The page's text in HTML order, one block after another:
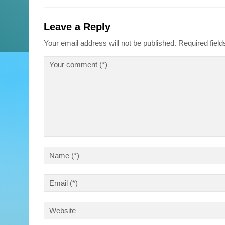
Leave a Reply
Your email address will not be published. Required